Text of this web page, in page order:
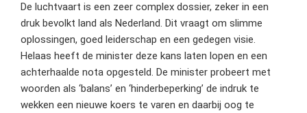
De luchtvaart is een zeer complex dossier, zeker in een
druk bevolkt land als Nederland. Dit vraagt om slimme
oplossingen, goed leiderschap en een gedegen visie.
Helaas heeft de minister deze kans laten lopen en een
achterhaalde nota opgesteld. De minister probeert met
woorden als ‘balans’ en ‘hinderbeperking’ de indruk te
wekken een nieuwe koers te varen en daarbij oog te